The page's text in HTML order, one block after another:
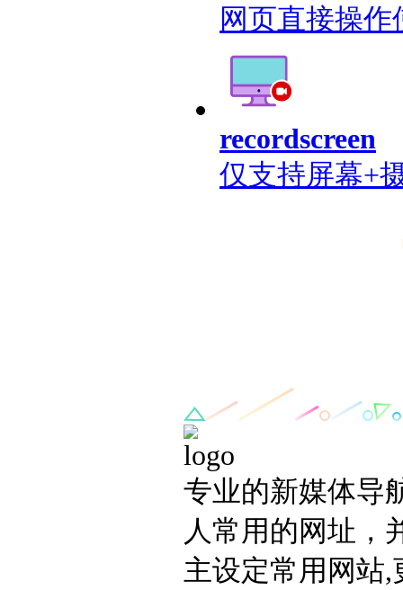
网页直接操
recordscreen
仅支持屏幕+
专业的新媒体导
人常用的网址，
主设定常用网站